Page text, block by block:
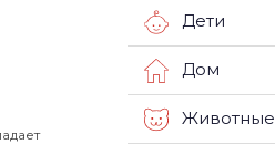
Дети
Дом
Животные